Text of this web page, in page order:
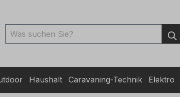
Haushalt Caravaning-Technik Elektro